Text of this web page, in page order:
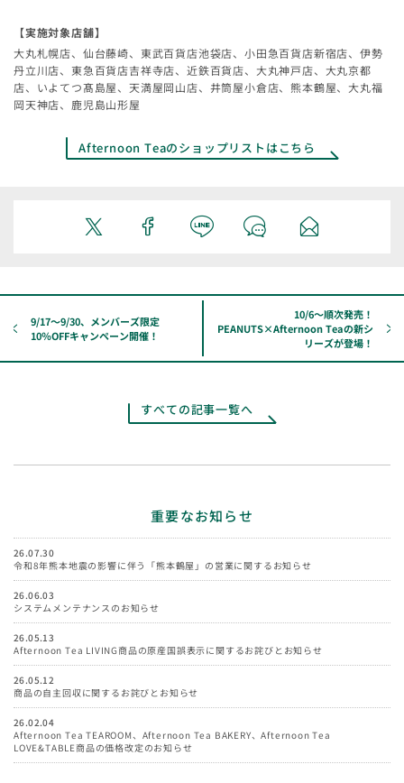
【実施対象店舗】
大丸札幌店、仙台藤崎、東武百貨店池袋店、小田急百貨店新宿店、伊勢
丹立川店、東急百貨店吉祥寺店、近鉄百貨店、大丸神戸店、大丸京都
店、いよてつ髙島屋、天満屋岡山店、井筒屋小倉店、熊本鶴屋、大丸福
岡天神店、鹿児島山形屋
Afternoon Teaのショップリストはこちら
9/17～9/30、メンバーズ限定
10％OFFキャンペーン開催！
10/6～順次発売！
PEANUTS×Afternoon Teaの新シ
リーズが登場！
すべての記事一覧へ
重要なお知らせ
26.07.30
令和8年熊本地震の影響に伴う「熊本鶴屋」の営業に関するお知らせ
26.06.03
システムメンテナンスのお知らせ
26.05.13
Afternoon Tea LIVING商品の原産国誤表示に関するお詫びとお知らせ
26.05.12
商品の自主回収に関するお詫びとお知らせ
26.02.04
Afternoon Tea TEAROOM、Afternoon Tea BAKERY、Afternoon Tea
LOVE&TABLE商品の価格改定のお知らせ